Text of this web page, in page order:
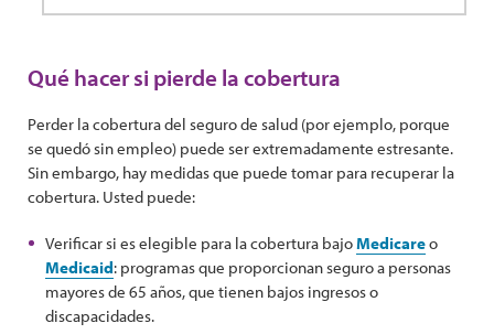
Qué hacer si pierde la cobertura
Perder la cobertura del seguro de salud (por ejemplo, porque
se quedó sin empleo) puede ser extremadamente estresante.
Sin embargo, hay medidas que puede tomar para recuperar la
cobertura. Usted puede:
Verificar si es elegible para la cobertura bajoMedicareo
Medicaid: programas que proporcionan seguro a personas
mayores de 65 años, que tienen bajos ingresos o
discapacidades.